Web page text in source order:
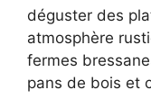
déguster des
atmosphère
fermes
pans de bois et